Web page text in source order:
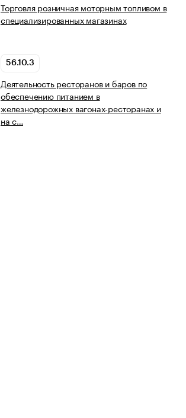
Торговля розничная моторным топливом в
специализированных магазинах
56.10.3
Деятельность ресторанов и баров по
обеспечению питанием в
железнодорожных вагонах-ресторанах и
на с…